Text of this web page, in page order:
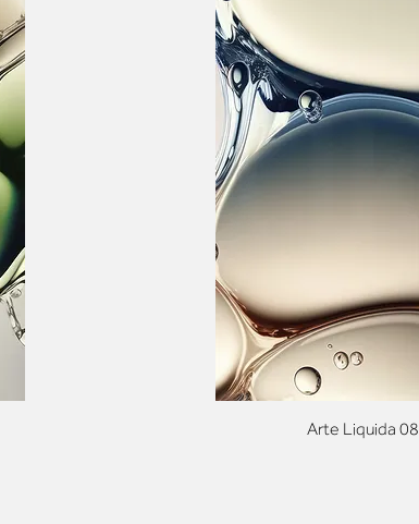
Arte Liquida 08